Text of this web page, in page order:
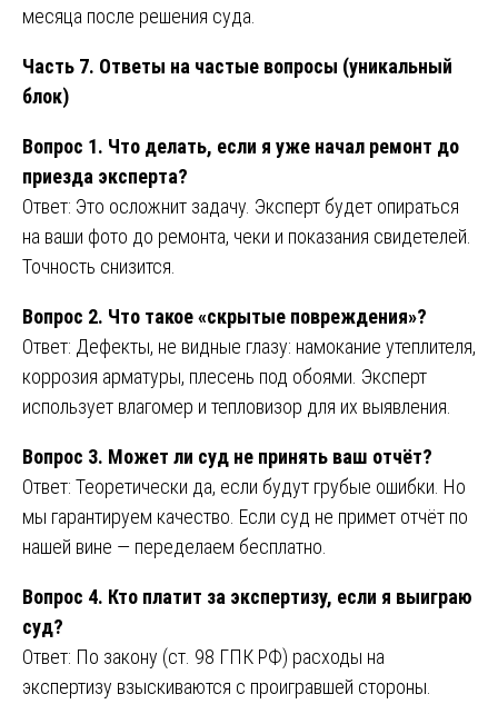
месяца после решения суда.
Часть 7. Ответы на частые вопросы (уникальный
блок)
Вопрос 1. Что делать, если я уже начал ремонт до
приезда эксперта?
Ответ: Это осложнит задачу. Эксперт будет опираться
на ваши фото до ремонта, чеки и показания свидетелей.
Точность снизится.
Вопрос 2. Что такое «скрытые повреждения»?
Ответ: Дефекты, не видные глазу: намокание утеплителя,
коррозия арматуры, плесень под обоями. Эксперт
использует влагомер и тепловизор для их выявления.
Вопрос 3. Может ли суд не принять ваш отчёт?
Ответ: Теоретически да, если будут грубые ошибки. Но
мы гарантируем качество. Если суд не примет отчёт по
нашей вине — переделаем бесплатно.
Вопрос 4. Кто платит за экспертизу, если я выиграю
суд?
Ответ: По закону (ст. 98 ГПК РФ) расходы на
экспертизу взыскиваются с проигравшей стороны.